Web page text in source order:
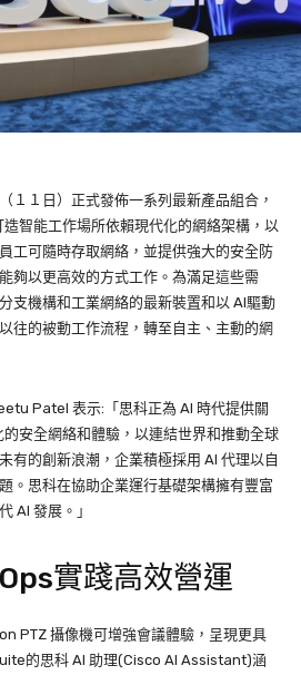
１１日）正式發佈一系列最新產品組合，
智能工作場所依賴現代化的網絡架構，以
工可隨時存取網絡，並提供強大的安全防
夠以更高效的方式工作。為滿足這些需
支機構和工業網絡的最新裝置和以 AI驅動
往的被動工作流程，轉至自主、主動的網
Patel 表示:「思科正為 AI 時代提供關
安全網絡和體驗，以連結世界和推動全球
有的創新浪潮，企業積極採用 AI 代理以自
。思科在協助企業運行基礎架構擁有豐富
AI 發展。」
實踐高效營運
PTZ 攝像機可增強會議體驗，呈現更具
的思科 AI 助理(Cisco AI Assistant)涵